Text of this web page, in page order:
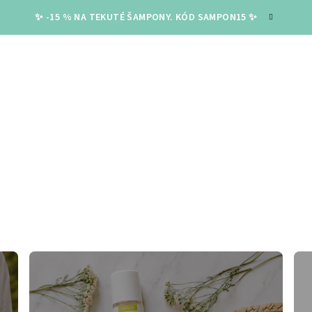
✨ -15 % NA TEKUTÉ ŠAMPONY. KÓD SAMPON15 ✨